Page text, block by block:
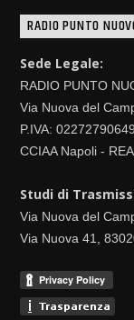
RADIO PUNTO
Sede Legale:
RADIO PUNTO
Via Nuova del
P.IVA: 02272790649
CCIAA Napoli -
Studi di
Via Nuova del
Via Nuova 41,